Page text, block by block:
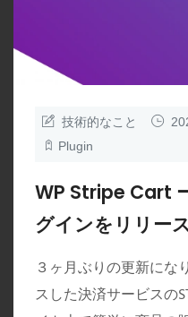
技術的なこと
Plugin
WP Stripe Cart
グインをリリー
３ヶ月ぶりの更新にな
スした決済サービスの